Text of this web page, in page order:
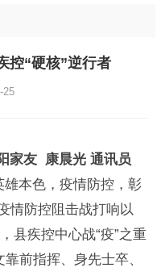
控“硬核”逆行者
25
家友 康晨光 通讯员
雄本色，疫情防控，彰
情防控阻击战打响以
县疾控中心战“疫”之重
前指挥、身先士卒、